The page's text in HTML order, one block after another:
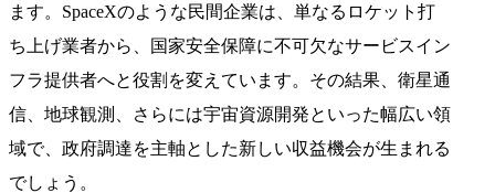
ます。SpaceXのような民間企業は、単なるロケット打
ち上げ業者から、国家安全保障に不可欠なサービスイン
フラ提供者へと役割を変えています。その結果、衛星通
信、地球観測、さらには宇宙資源開発といった幅広い領
域で、政府調達を主軸とした新しい収益機会が生まれる
でしょう。